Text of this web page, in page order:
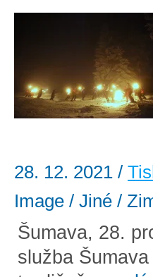
28. 12. 2021 /
Image / Jiné /
Šumava, 28.
služba